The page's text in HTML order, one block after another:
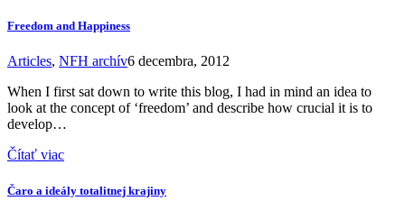
Freedom and Happiness
Articles, NFH archív6 decembra, 2012
When I first sat down to write this blog, I had in mind an idea to
look at the concept of ‘freedom’ and describe how crucial it is to
develop…
Čítať viac
Čaro a ideály totalitnej krajiny